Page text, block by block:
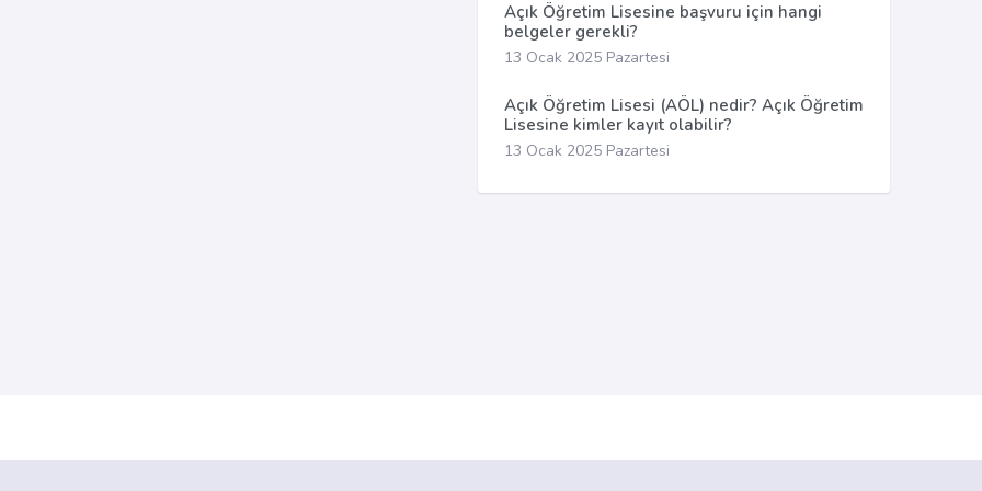
Açık Öğretim Lisesine başvuru için hangi
belgeler gerekli?
13 Ocak 2025 Pazartesi
Açık Öğretim Lisesi (AÖL) nedir? Açık Öğretim
Lisesine kimler kayıt olabilir?
13 Ocak 2025 Pazartesi